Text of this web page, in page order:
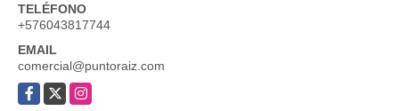
TELÉFONO
+576043817744
EMAIL
comercial@puntoraiz.com
Facebook
X Instagram